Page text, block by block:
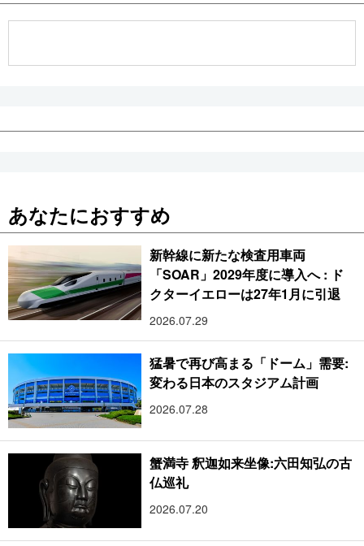
あなたにおすすめ
新幹線に新たな検査用車両
「SOAR」2029年度に導入へ : ド
クターイエローは27年1月に引退
2026.07.29
猛暑で再び高まる「ドーム」需要:
変わる日本のスタジアム計画
2026.07.28
蟹満寺 釈迦如来坐像:六田知弘の古
仏巡礼
2026.07.20